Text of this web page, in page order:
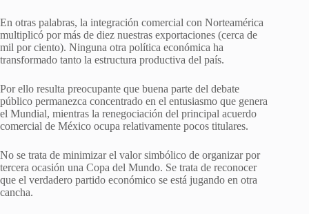
En otras palabras, la integración comercial con Norteamérica
multiplicó por más de diez nuestras exportaciones (cerca de
mil por ciento). Ninguna otra política económica ha
transformado tanto la estructura productiva del país.
Por ello resulta preocupante que buena parte del debate
público permanezca concentrado en el entusiasmo que genera
el Mundial, mientras la renegociación del principal acuerdo
comercial de México ocupa relativamente pocos titulares.
No se trata de minimizar el valor simbólico de organizar por
tercera ocasión una Copa del Mundo. Se trata de reconocer
que el verdadero partido económico se está jugando en otra
cancha.